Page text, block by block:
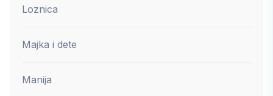
Loznica
Majka i dete
Manija